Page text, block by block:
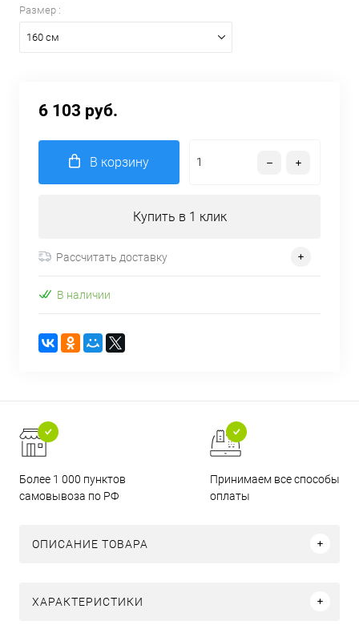
Размер :
160 см
6 103 руб.
В корзину
Купить в 1 клик
Рассчитать доставку
В наличии
Более 1 000 пунктов
самовывоза по РФ
Принимаем все способы
оплаты
ОПИСАНИЕ ТОВАРА
ХАРАКТЕРИСТИКИ